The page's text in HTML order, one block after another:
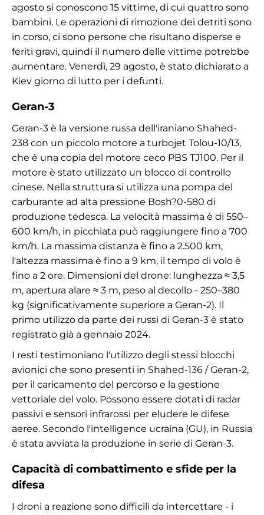
agosto si conoscono 15 vittime, di cui quattro sono
bambini. Le operazioni di rimozione dei detriti sono
in corso, ci sono persone che risultano disperse e
feriti gravi, quindi il numero delle vittime potrebbe
aumentare. Venerdì, 29 agosto, è stato dichiarato a
Kiev giorno di lutto per i defunti.
Geran-3
Geran-3 è la versione russa dell'iraniano Shahed-
238 con un piccolo motore a turbojet Tolou-10/13,
che è una copia del motore ceco PBS TJ100. Per il
motore è stato utilizzato un blocco di controllo
cinese. Nella struttura si utilizza una pompa del
carburante ad alta pressione Bosh?0-580 di
produzione tedesca. La velocità massima è di 550–
600 km/h, in picchiata può raggiungere fino a 700
km/h. La massima distanza è fino a 2.500 km,
l'altezza massima è fino a 9 km, il tempo di volo è
fino a 2 ore. Dimensioni del drone: lunghezza ≈ 3,5
m, apertura alare ≈ 3 m, peso al decollo - 250–380
kg (significativamente superiore a Geran-2). Il
primo utilizzo da parte dei russi di Geran-3 è stato
registrato già a gennaio 2024.
I resti testimoniano l'utilizzo degli stessi blocchi
avionici che sono presenti in Shahed-136 / Geran-2,
per il caricamento del percorso e la gestione
vettoriale del volo. Possono essere dotati di radar
passivi e sensori infrarossi per eludere le difese
aeree. Secondo l'intelligence ucraina (GU), in Russia
è stata avviata la produzione in serie di Geran-3.
Capacità di combattimento e sfide per la
difesa
I droni a reazione sono difficili da intercettare - i